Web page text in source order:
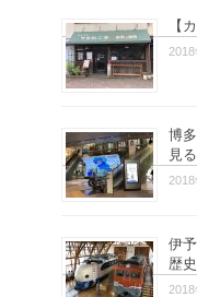
【
博
見る
伊
歴